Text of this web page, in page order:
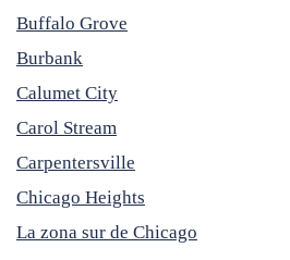
Buffalo Grove
Burbank
Calumet City
Carol Stream
Carpentersville
Chicago Heights
La zona sur de Chicago